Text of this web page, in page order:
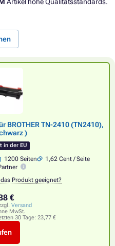
BROTHER TN-2410 (TN2410),
)
in der EU
1200 Seiten
1,62 Cent / Seite
Produkt geeignet?
€
Versand
MwSt.
30 Tage: 23,77 €